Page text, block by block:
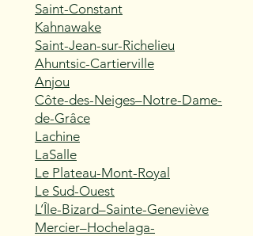
Saint-Constant
Kahnawake
Saint-Jean-sur-Richelieu
Ahuntsic-Cartierville
Anjou
Côte-des-Neiges–Notre-Dame-
de-Grâce
Lachine
LaSalle
Le Plateau-Mont-Royal
Le Sud-Ouest
L’Île-Bizard–Sainte-Geneviève
Mercier–Hochelaga-